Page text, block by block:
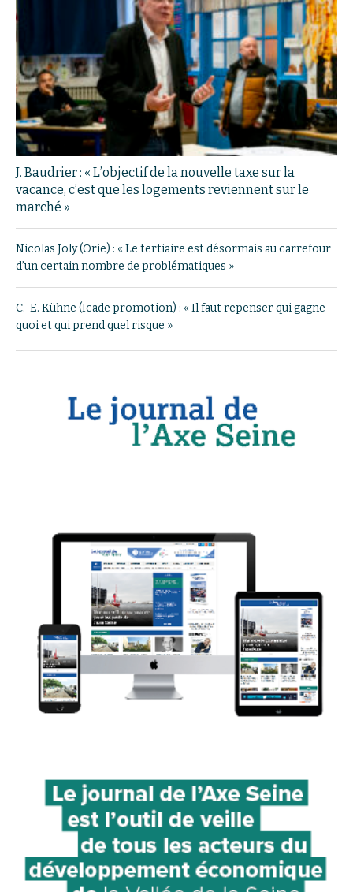
J. Baudrier : « L’objectif de la nouvelle taxe sur la
vacance, c’est que les logements reviennent sur le
marché »
Nicolas Joly (Orie) : « Le tertiaire est désormais au carrefour
d’un certain nombre de problématiques »
C.-E. Kühne (Icade promotion) : « Il faut repenser qui gagne
quoi et qui prend quel risque »